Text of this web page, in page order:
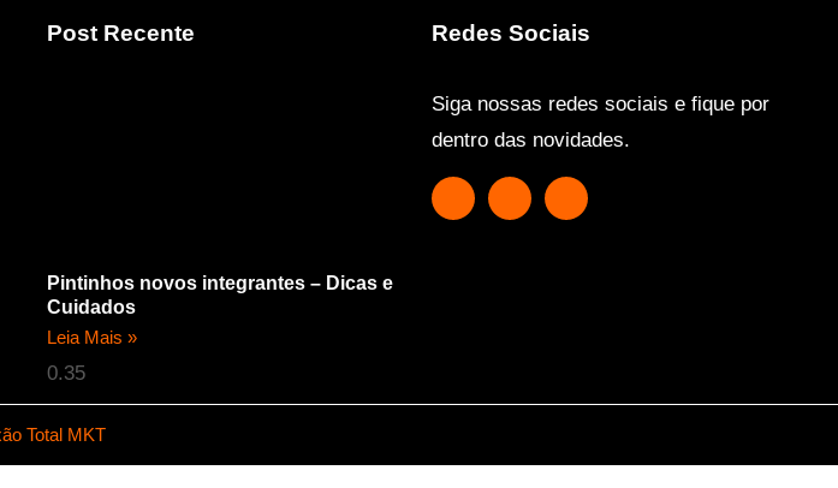
Post Recente
Pintinhos novos integrantes – Dicas e
Cuidados
Leia Mais »
Redes Sociais
Siga nossas redes sociais e fique por
dentro das novidades.
Total MKT